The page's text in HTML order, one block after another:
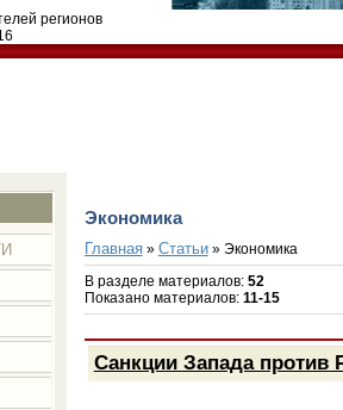
регионов
Экономика
Главная» Статьи» Экономика
В разделе материалов: 52
Показано материалов: 11-15
Санкции Запада против